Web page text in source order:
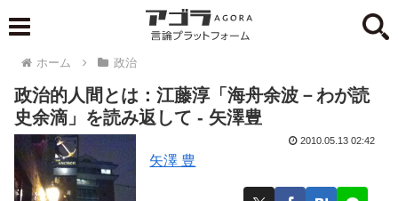
ホーム 政治
政治的人間とは：江藤淳「海舟余波－わが読
史余滴」を読み返して - 矢澤豊
矢澤 豊
2010.05.13 02:42